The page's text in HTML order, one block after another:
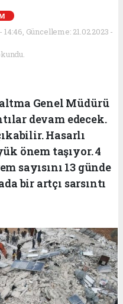
Güncelleme: 21.02.2023 -
Genel Müdürü
devam edecek.
Hasarlı
önem taşıyor. 4
sayısını 13 günde
bir artçı sarsıntı